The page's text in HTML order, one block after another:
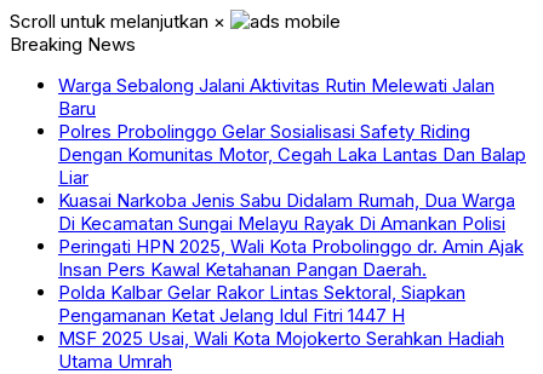
Scroll untuk melanjutkan ×
Breaking News
Warga Sebalong Jalani Aktivitas Rutin Melewati Jalan
Baru
Polres Probolinggo Gelar Sosialisasi Safety Riding
Dengan Komunitas Motor, Cegah Laka Lantas Dan Balap
Liar
Kuasai Narkoba Jenis Sabu Didalam Rumah, Dua Warga
Di Kecamatan Sungai Melayu Rayak Di Amankan Polisi
Peringati HPN 2025, Wali Kota Probolinggo dr. Amin Ajak
Insan Pers Kawal Ketahanan Pangan Daerah.
Polda Kalbar Gelar Rakor Lintas Sektoral, Siapkan
Pengamanan Ketat Jelang Idul Fitri 1447 H
MSF 2025 Usai, Wali Kota Mojokerto Serahkan Hadiah
Utama Umrah